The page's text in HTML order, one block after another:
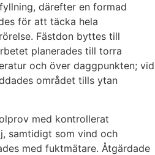
därefter en formad
för att täcka hela
Fästdon byttes till
planerades till torra
och över daggpunkten; vid
området tills ytan
med kontrollerat
samtidigt som vind och
med fuktmätare. Åtgärdade